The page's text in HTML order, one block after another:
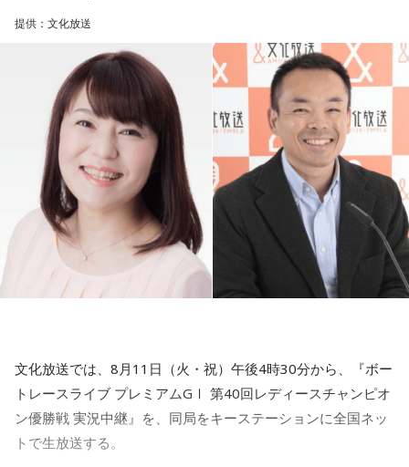
青木「対中感情が悪い、というのは恐らく、日本国民の多く
がそう感じているところもある。メディアが煽ったり政治が
煽ったりもしてきたけど。あれはある種のポピュリズム的な
発言に近かった、という面も持つ、ということでしょうか」
金子勝 「ポピュリズムの面もあるけれど。もう少し言うと、
すべてを考慮したうえで、すべてをとることはできない。バ
ランスをとると言っても、あれもこれも、というのは無理な
ので。計算したうえで何がもっとも利益があるか、と思考す
るプロセスが消えていて。ある種のイデオロギーみたいなも
のでボン、といってそれを貫くことが政治だと思い込んでい
るのではないか、と」
「中国は気に入らないこともたくさんあるけど、貿易の
利益やいろいろ考えたうえで、ここまでは許される、ここか
らはいけない、みたいな計算をしなければいけない。（高市
首相は）そういう計算ができない人、という印象を持ちま
て知られている。
一方で、干満の差が激しいという特徴もあり、満潮に向かう
時間帯にはさばき勝負になることも。波乱の展開となれば、
全国トップクラスの広さを誇る水面で、潮位によってスター
ト時の景色が変わるため、各レーサーの動向にも注目が集ま
当番組は、現地・ボートレース徳山から生中継。地元・山口
放送（KRY）のラジオパーソナリティ・原田かおりをゲスト
に迎え、実況・進行を文化放送の高橋将市アナウンサーが担
当し、緊迫した空気と現地の熱気を、音声ならではの圧倒的
な臨場感で全国のリスナーへ伝える。
ィースチャンピオン優勝戦 実況中継』
■放送日時： 2026年8月11日（火・祝） 午後4時30分～5時
00分
その他ネット各局 ： 午後4時30分～4時55分
提供：文化放送
文化放送では、8月11日（火・祝）午後4時30分から、『ボー
トレースライブ プレミアムGⅠ 第40回レディースチャンピオ
ン優勝戦 実況中継』を、同局をキーステーションに全国ネッ
トで生放送する。